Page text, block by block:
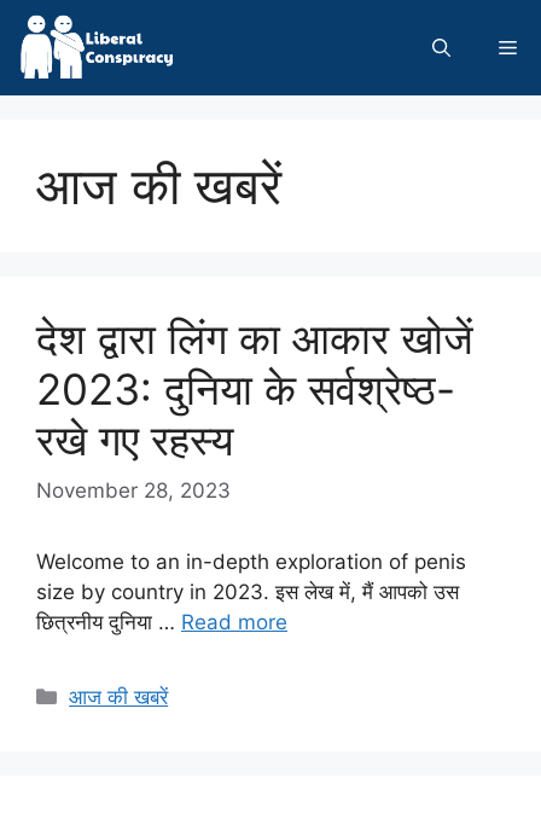
Skip
content
आज की खबरें
देश द्वारा लिंग का आकार खोजें
2023: दुनिया के सर्वश्रेष्ठ-
रखे गए रहस्य
November 28, 2023
Welcome to an in-depth exploration of penis
size by country in 2023. इस लेख में, मैं आपको उस
छित्रनीय दुनिया … Read more
Categories
आज की खबरें